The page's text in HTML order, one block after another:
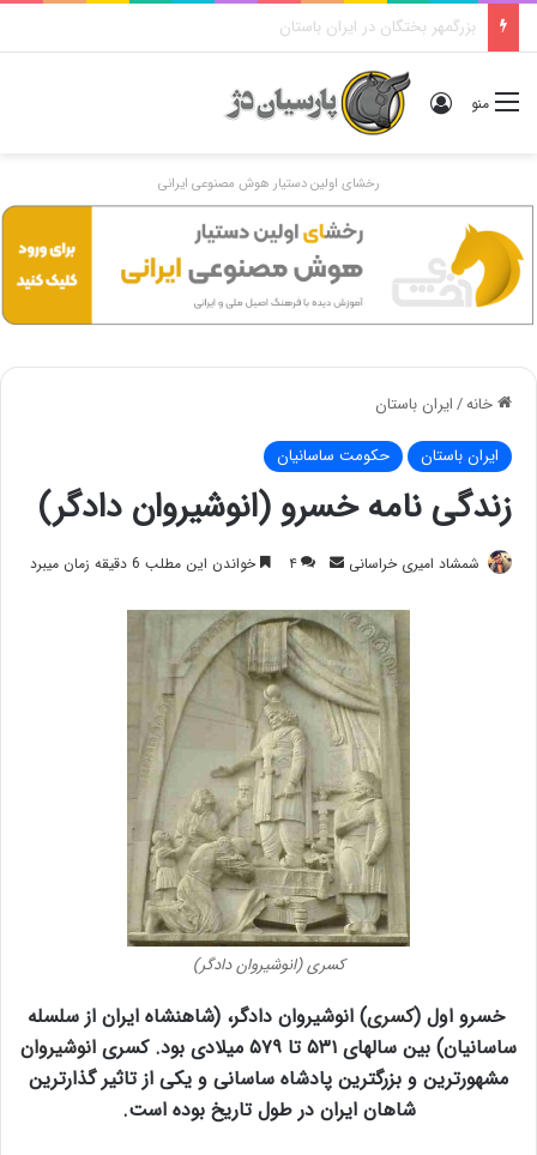
دوگانهٔ «ایرانی و اَنیرانی»: بررسی تاریخی، مفهومی و ایدئولوژیک
منو ورود
رخشای اولین دستیار هوش مصنوعی ایرانی
خانه/ایران باستان
ایران باستان حکومت ساسانیان
زندگی نامه خسرو (انوشیروان دادگر)
شمشاد امیری خراسانی
ارسال۴ خواندن این مطلب 6 دقیقه زمان میبرد
کسری (انوشیروان دادگر)
خسرو اول (کسری) انوشیروان دادگر، (شاهنشاه ایران از سلسله
ساسانیان) بین سالهای ۵۳۱ تا ۵۷۹ میلادی بود. کسری
انوشیروان
مشهورترین و بزرگترین پادشاه ساسانی و یکی از تاثیر گذارترین
شاهان ایران در طول تاریخ بوده است.